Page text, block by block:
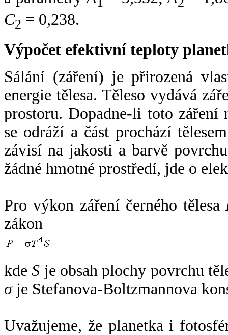
C2 = 0,238.
Výpočet efektivní teploty
Sálání (záření) je přirozená
energie tělesa. Těleso vydává
prostoru. Dopadne-li toto záření
se odráží a část prochází
závisí na jakosti a barvě
žádné hmotné prostředí, jde o
Pro výkon záření černého tělesa
zákon
kdeS je obsah plochy povrchu
σje Stefanova-Boltzmannova
Uvažujeme, že planetka i